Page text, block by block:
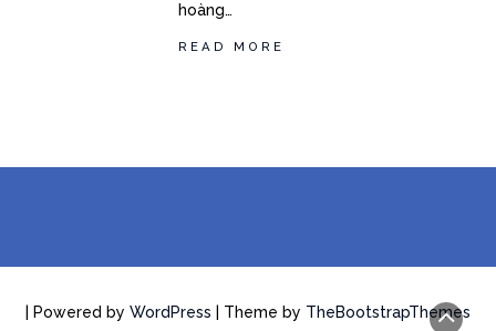
hoàng…
READ MORE
| Powered by WordPress | Theme by TheBootstrapThemes